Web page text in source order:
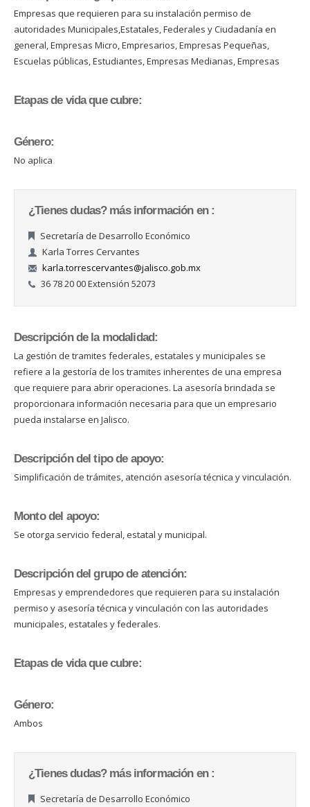
Empresas que requieren para su instalación permiso de
autoridades Municipales,Estatales, Federales y Ciudadanía en
general, Empresas Micro, Empresarios, Empresas Pequeñas,
Escuelas públicas, Estudiantes, Empresas Medianas, Empresas
Etapas de vida que cubre:
Género:
No aplica
¿Tienes dudas? más información en :
Secretaría de Desarrollo Económico
Karla Torres Cervantes
karla.torrescervantes@jalisco.gob.mx
36 78 20 00 Extensión 52073
Descripción de la modalidad:
La gestión de tramites federales, estatales y municipales se
refiere a la gestoría de los tramites inherentes de una empresa
que requiere para abrir operaciones. La asesoría brindada se
proporcionara información necesaria para que un empresario
pueda instalarse en Jalisco.
Descripción del tipo de apoyo:
Simplificación de trámites, atención asesoría técnica y vinculación.
Monto del apoyo:
Se otorga servicio federal, estatal y municipal.
Descripción del grupo de atención:
Empresas y emprendedores que requieren para su instalación
permiso y asesoría técnica y vinculación con las autoridades
municipales, estatales y federales.
Etapas de vida que cubre:
Género:
Ambos
¿Tienes dudas? más información en :
Secretaría de Desarrollo Económico